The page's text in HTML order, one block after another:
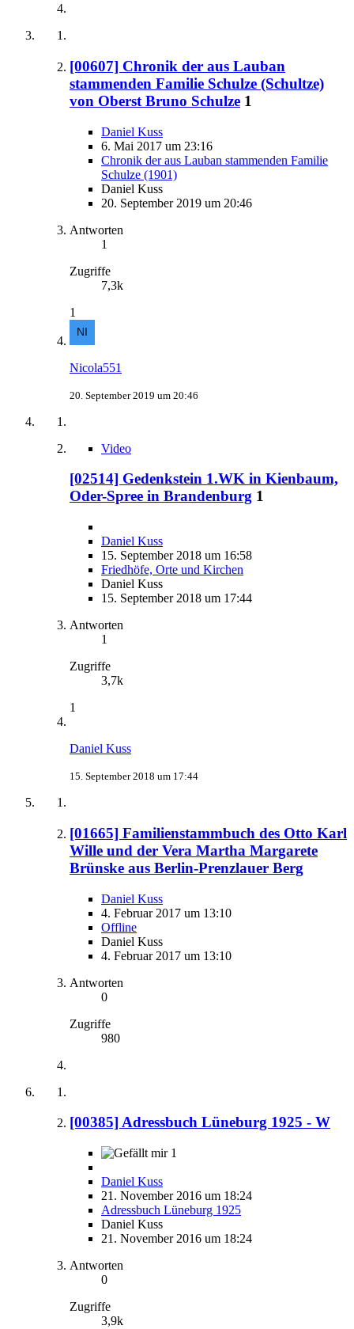
[00607] Chronik der aus Lauban
stammenden Familie Schulze (Schultze)
von Oberst Bruno Schulze 1
Daniel Kuss
6. Mai 2017 um 23:16
Chronik der aus Lauban stammenden Familie
Schulze (1901)
Daniel Kuss
20. September 2019 um 20:46
Antworten
1
Zugriffe
7,3k
1
Nicola551
20. September 2019 um 20:46
Video
[02514] Gedenkstein 1.WK in Kienbaum,
Oder-Spree in Brandenburg 1
Daniel Kuss
15. September 2018 um 16:58
Friedhöfe, Orte und Kirchen
Daniel Kuss
15. September 2018 um 17:44
Antworten
1
Zugriffe
3,7k
1
Daniel Kuss
15. September 2018 um 17:44
[01665] Familienstammbuch des Otto Karl
Wille und der Vera Martha Margarete
Brünske aus Berlin-Prenzlauer Berg
Daniel Kuss
4. Februar 2017 um 13:10
Offline
Daniel Kuss
4. Februar 2017 um 13:10
Antworten
0
Zugriffe
980
[00385] Adressbuch Lüneburg 1925 - W
1
Daniel Kuss
21. November 2016 um 18:24
Adressbuch Lüneburg 1925
Daniel Kuss
21. November 2016 um 18:24
Antworten
0
Zugriffe
3,9k